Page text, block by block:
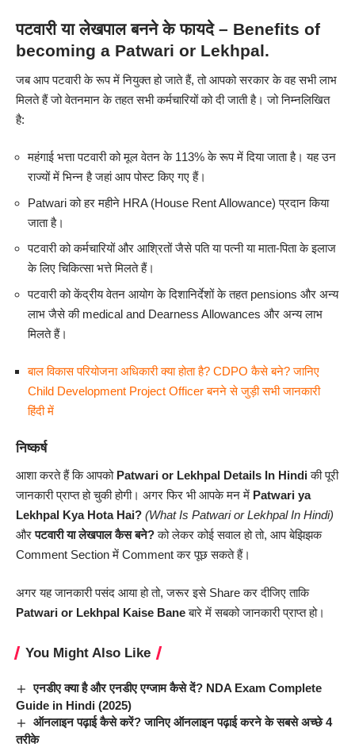
पटवारी या लेखपाल बनने के फायदे – Benefits of
becoming a Patwari or Lekhpal.
जब आप पटवारी के रूप में नियुक्त हो जाते हैं, तो आपको सरकार के वह सभी लाभ
मिलते हैं जो वेतनमान के तहत सभी कर्मचारियों को दी जाती है। जो निम्नलिखित
है:
महंगाई भत्ता पटवारी को मूल वेतन के 113% के रूप में दिया जाता है। यह उन
राज्यों में भिन्न है जहां आप पोस्ट किए गए हैं।
Patwari को हर महीने HRA (House Rent Allowance)प्रदान किया
जाता है।
पटवारी को कर्मचारियों और आश्रितों जैसे पति या पत्नी या माता-पिता के इलाज
के लिए चिकित्सा भत्ते मिलते हैं।
पटवारी को केंद्रीय वेतन आयोग के दिशानिर्देशों के तहत pensions और अन्य
लाभ जैसे की medical and Dearness Allowances और अन्य लाभ
मिलते हैं।
बाल विकास परियोजना अधिकारी क्या होता है? CDPO कैसे बने? जानिए
Child Development Project Officer बनने से जुड़ी सभी जानकारी
हिंदी में
निष्कर्ष
आशा करते हैं कि आपको Patwari or Lekhpal Details In Hindiकी पूरी
जानकारी प्राप्त हो चुकी होगी। अगर फिर भी आपके मन में Patwari ya
Lekhpal Kya Hota Hai? (What Is Patwari or Lekhpal In Hindi)
औरपटवारी या लेखपाल कैस बने?को लेकर कोई सवाल हो तो, आप बेझिझक
Comment Section में Comment कर पूछ सकते हैं।
अगर यह जानकारी पसंद आया हो तो, जरूर इसे Share कर दीजिए ताकि
Patwari or Lekhpal Kaise Baneबारे में सबको जानकारी प्राप्त हो।
You Might Also Like
एनडीए क्या है और एनडीए एग्जाम कैसे दें? NDA Exam Complete
Guide in Hindi (2025)
ऑनलाइन पढ़ाई कैसे करें? जानिए ऑनलाइन पढ़ाई करने के सबसे अच्छे 4
तरीके